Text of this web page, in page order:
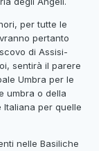
per tutte le
pertanto
di Assisi-
sentirà il parere
Umbra per le
umbra o della
Italiana per quelle
nelle Basiliche